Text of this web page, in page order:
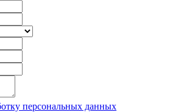
персональных данных